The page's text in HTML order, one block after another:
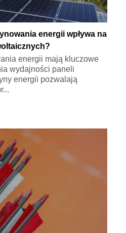
energii wpływa na
energii mają kluczowe
wydajności paneli
energii pozwalają